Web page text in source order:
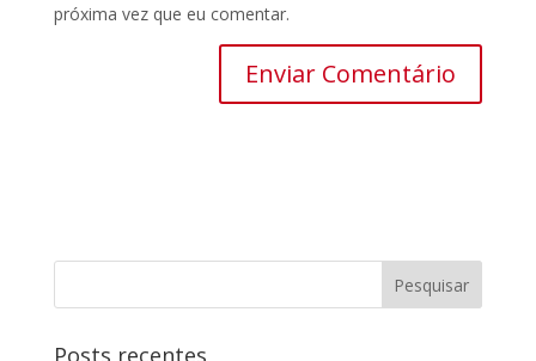
próxima vez que eu comentar.
Posts recentes